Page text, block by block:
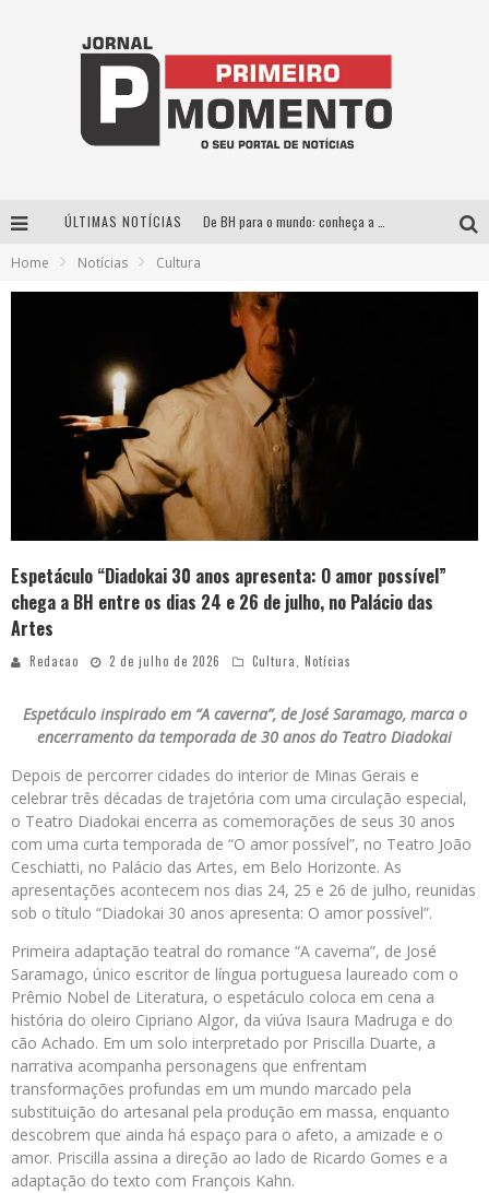
ÚLTIMAS NOTÍCIAS
Home Notícias Cultura
Espetáculo “Diadokai 30 anos apresenta: O amor possível”
chega a BH entre os dias 24 e 26 de julho, no Palácio das
Artes
Redacao 2 de julho de 2026 Cultura, Notícias
Espetáculo inspirado em “A caverna”, de José Saramago, marca o
encerramento da temporada de 30 anos do Teatro Diadokai
Depois de percorrer cidades do interior de Minas Gerais e
celebrar três décadas de trajetória com uma circulação especial,
o Teatro Diadokai encerra as comemorações de seus 30 anos
com uma curta temporada de “O amor possível”, no Teatro João
Ceschiatti, no Palácio das Artes, em Belo Horizonte. As
apresentações acontecem nos dias 24, 25 e 26 de julho, reunidas
sob o título “Diadokai 30 anos apresenta: O amor possível”.
Primeira adaptação teatral do romance “A caverna”, de José
Saramago, único escritor de língua portuguesa laureado com o
Prêmio Nobel de Literatura, o espetáculo coloca em cena a
história do oleiro Cipriano Algor, da viúva Isaura Madruga e do
cão Achado. Em um solo interpretado por Priscilla Duarte, a
narrativa acompanha personagens que enfrentam
transformações profundas em um mundo marcado pela
substituição do artesanal pela produção em massa, enquanto
descobrem que ainda há espaço para o afeto, a amizade e o
amor. Priscilla assina a direção ao lado de Ricardo Gomes e a
adaptação do texto com François Kahn.